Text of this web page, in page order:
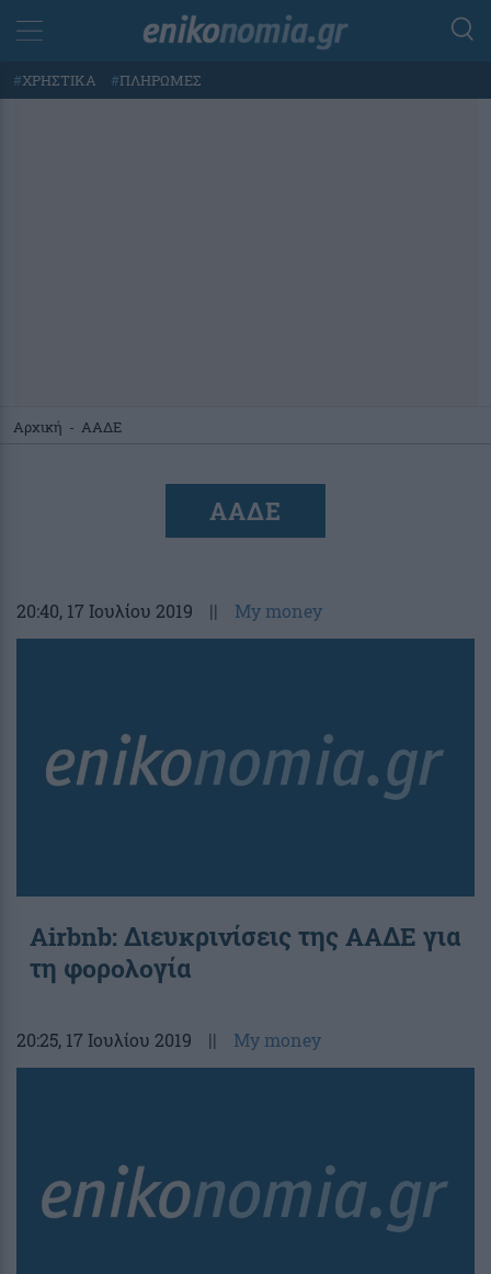
#ΧΡΗΣΤΙΚΑ #ΠΛΗΡΩΜΕΣ
Αρχική - ΑΑΔΕ
ΑΑΔΕ
20:40, 17 Ιουλίου 2019 || My money
Airbnb: Διευκρινίσεις της ΑΑΔΕ για
τη φορολογία
20:25, 17 Ιουλίου 2019 || My money